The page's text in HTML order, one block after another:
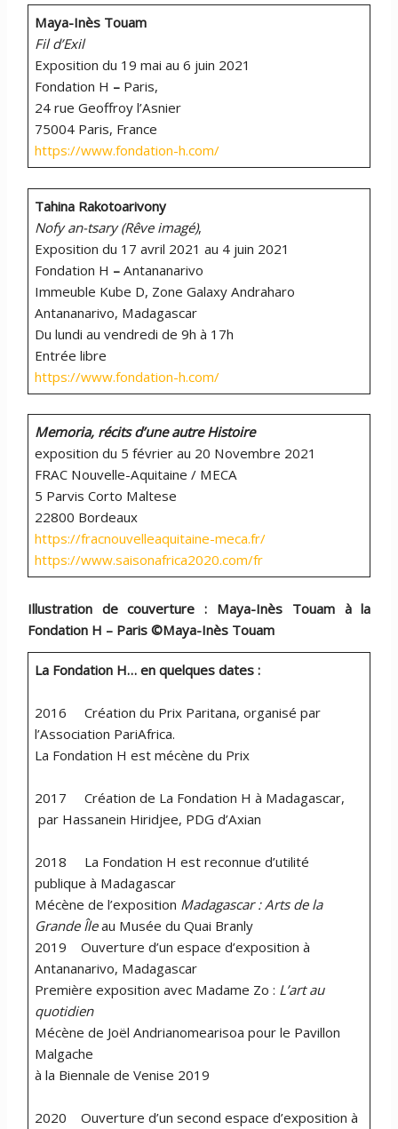
Maya-Inès Touam
Fil d’Exil
Exposition du 19 mai au 6 juin 2021
Fondation H – Paris,
24 rue Geoffroy l’Asnier
75004 Paris, France
https://www.fondation-h.com/
Tahina Rakotoarivony
Nofy an-tsary (Rêve imagé),
Exposition du 17 avril 2021 au 4 juin 2021
Fondation H – Antananarivo
Immeuble Kube D, Zone Galaxy Andraharo
Antananarivo, Madagascar
Du lundi au vendredi de 9h à 17h
Entrée libre
https://www.fondation-h.com/
Memoria, récits d’une autre Histoire
exposition du 5 février au 20 Novembre 2021
FRAC Nouvelle-Aquitaine / MECA
5 Parvis Corto Maltese
22800 Bordeaux
https://fracnouvelleaquitaine-meca.fr/
https://www.saisonafrica2020.com/fr
Illustration de couverture : Maya-Inès Touam à la
Fondation H – Paris ©Maya-Inès Touam
La Fondation H… en quelques dates :
2016 Création du Prix Paritana, organisé par
l’Association PariAfrica.
La Fondation H est mécène du Prix
2017 Création de La Fondation H à Madagascar,
par Hassanein Hiridjee, PDG d’Axian
2018 La Fondation H est reconnue d’utilité
publique à Madagascar
Mécène de l’exposition Madagascar : Arts de la
Grande Îleau Musée du Quai Branly
2019 Ouverture d’un espace d’exposition à
Antananarivo, Madagascar
Première exposition avec Madame Zo : L’art au
quotidien
Mécène de Joël Andrianomearisoa pour le Pavillon
Malgache
à la Biennale de Venise 2019
2020 Ouverture d’un second espace d’exposition à